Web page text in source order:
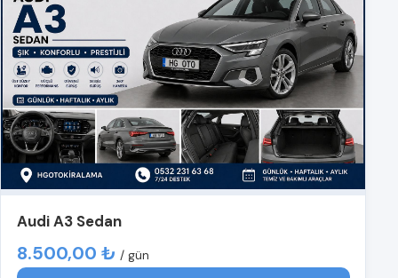
Audi A3 Sedan
8.500,00 ₺ / gün